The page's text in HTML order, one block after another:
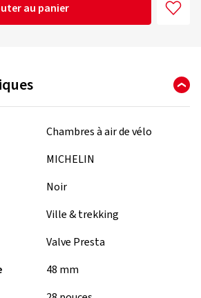
au panier
Chambres à air de vélo
MICHELIN
Noir
Ville & trekking
Valve Presta
48 mm